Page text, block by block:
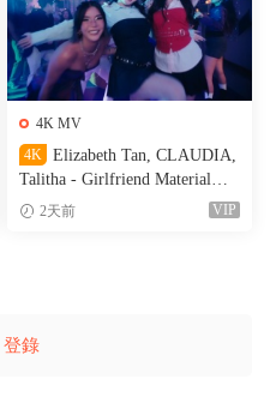
4K MV
4K
Elizabeth Tan, CLAUDIA,
Talitha - Girlfriend Material
（MKV-236M）
2天前 VIP
登錄